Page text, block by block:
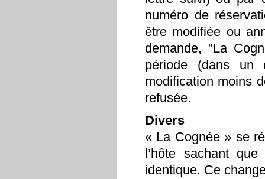
numéro de
être modifiée ou
demande, "La
période (dans un
modification moins
refusée.
Divers
« La Cognée » se
l’hôte sachant
identique. Ce